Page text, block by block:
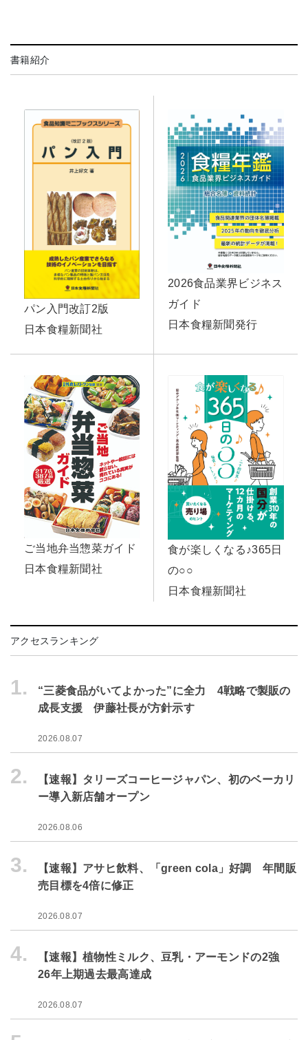
書籍紹介
パン入門改訂2版
日本食糧新聞社
2026食品業界ビジネス
ガイド
日本食糧新聞発行
ご当地弁当惣菜ガイド
日本食糧新聞社
食が楽しくなる♪365日
の○○
日本食糧新聞社
アクセスランキング
1.
“三菱食品がいてよかった”に全力 4戦略で製販の
成長支援 伊藤社長が方針示す
2026.08.07
2.
【速報】タリーズコーヒージャパン、初のベーカリ
ー導入新店舗オープン
2026.08.06
3.
【速報】アサヒ飲料、「green cola」好調 年間販
売目標を4倍に修正
2026.08.07
4.
【速報】植物性ミルク、豆乳・アーモンドの2強
26年上期過去最高達成
2026.08.07